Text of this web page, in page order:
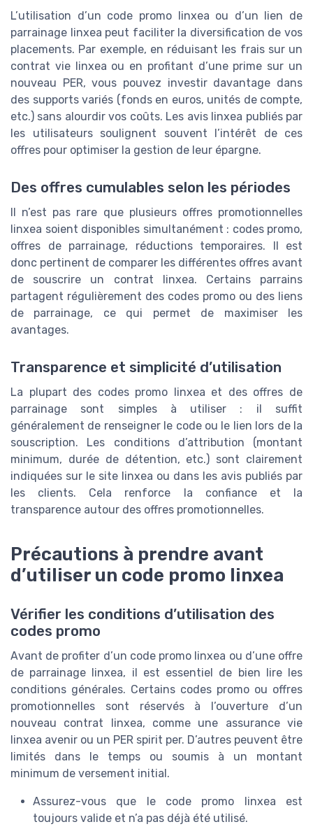
L’utilisation d’un code promo linxea ou d’un lien de
parrainage linxea peut faciliter la diversification de vos
placements. Par exemple, en réduisant les frais sur un
contrat vie linxea ou en profitant d’une prime sur un
nouveau PER, vous pouvez investir davantage dans
des supports variés (fonds en euros, unités de compte,
etc.) sans alourdir vos coûts. Les avis linxea publiés par
les utilisateurs soulignent souvent l’intérêt de ces
offres pour optimiser la gestion de leur épargne.
Des offres cumulables selon les périodes
Il n’est pas rare que plusieurs offres promotionnelles
linxea soient disponibles simultanément : codes promo,
offres de parrainage, réductions temporaires. Il est
donc pertinent de comparer les différentes offres avant
de souscrire un contrat linxea. Certains parrains
partagent régulièrement des codes promo ou des liens
de parrainage, ce qui permet de maximiser les
avantages.
Transparence et simplicité d’utilisation
La plupart des codes promo linxea et des offres de
parrainage sont simples à utiliser : il suffit
généralement de renseigner le code ou le lien lors de la
souscription. Les conditions d’attribution (montant
minimum, durée de détention, etc.) sont clairement
indiquées sur le site linxea ou dans les avis publiés par
les clients. Cela renforce la confiance et la
transparence autour des offres promotionnelles.
Précautions à prendre avant
d’utiliser un code promo linxea
Vérifier les conditions d’utilisation des
codes promo
Avant de profiter d’un code promo linxea ou d’une offre
de parrainage linxea, il est essentiel de bien lire les
conditions générales. Certains codes promo ou offres
promotionnelles sont réservés à l’ouverture d’un
nouveau contrat linxea, comme une assurance vie
linxea avenir ou un PER spirit per. D’autres peuvent être
limités dans le temps ou soumis à un montant
minimum de versement initial.
Assurez-vous que le code promo linxea est
toujours valide et n’a pas déjà été utilisé.